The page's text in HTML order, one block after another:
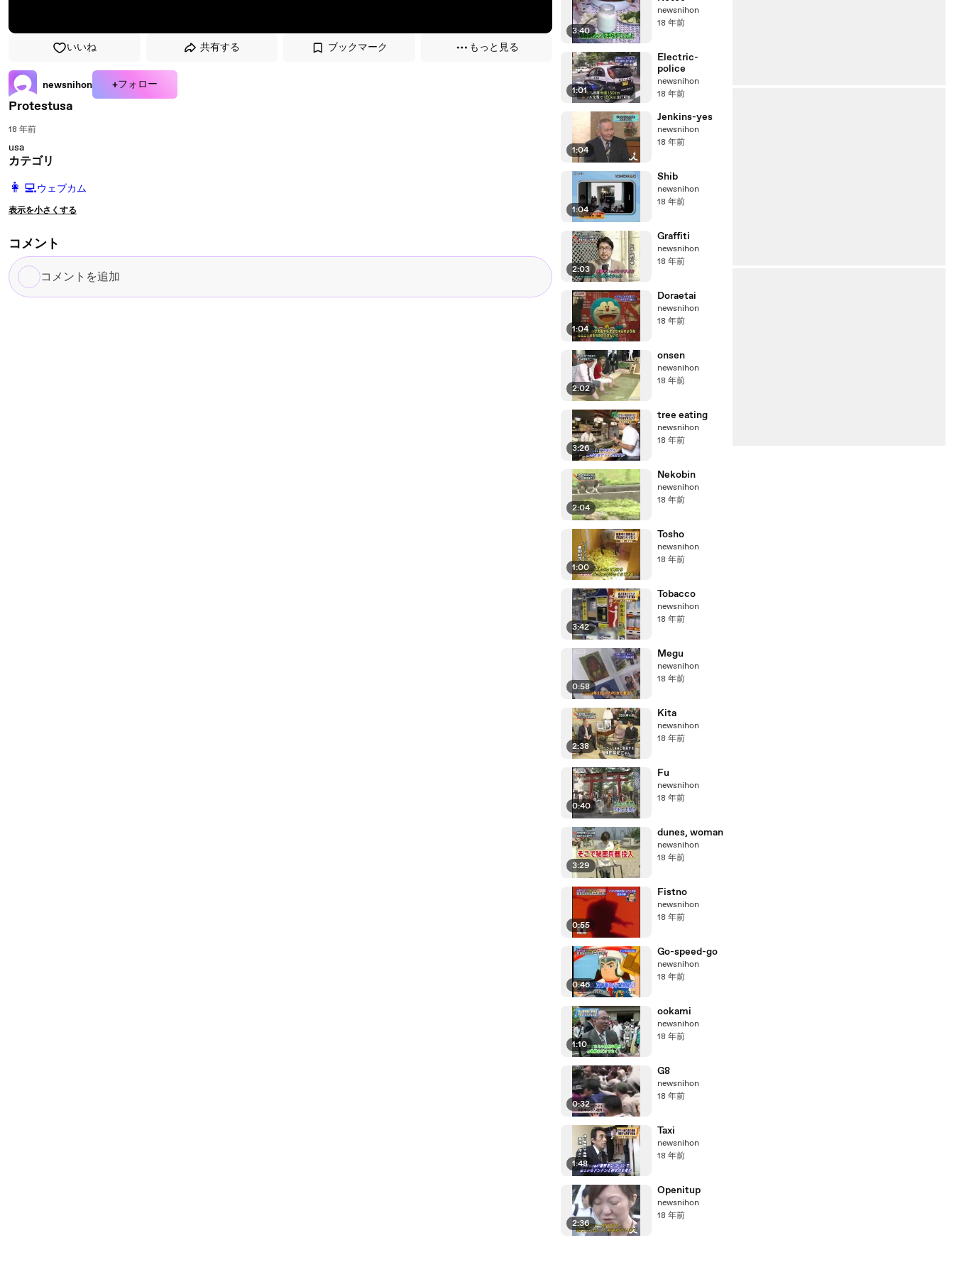
いいね 共有する ブックマーク もっと見る
newsnihon +フォロー
Protestusa
18 年前
usa
カテゴリ
️👩‍💻️ウェブカム
表示を小さくする
コメント
コ
メ
3:40
newsnihon
18 年前
1:01
Electric-
police
newsnihon
18 年前
1:04
Jenkins-yes
newsnihon
18 年前
1:04
Shib
newsnihon
18 年前
2:03
Graffiti
newsnihon
18 年前
1:04
Doraetai
newsnihon
18 年前
2:02
onsen
newsnihon
18 年前
3:26
tree eating
newsnihon
18 年前
2:04
Nekobin
newsnihon
18 年前
1:00
Tosho
newsnihon
18 年前
3:42
Tobacco
newsnihon
18 年前
0:58
Megu
newsnihon
18 年前
2:38
Kita
newsnihon
18 年前
0:40
Fu
newsnihon
18 年前
3:29
dunes, woman
newsnihon
18 年前
0:55
Fistno
newsnihon
18 年前
0:46
Go-speed-go
newsnihon
18 年前
1:10
ookami
newsnihon
18 年前
0:32
G8
newsnihon
18 年前
1:48
Taxi
newsnihon
18 年前
2:36
Openitup
newsnihon
18 年前